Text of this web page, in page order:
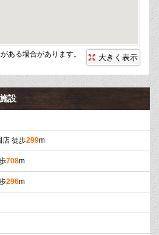
ある場合があります。 大きく表示
設
店 徒歩299m
708m
296m